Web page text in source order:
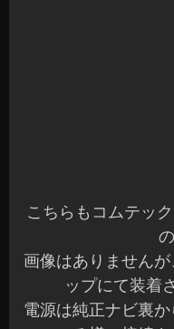
こちらもコムテッ
画像はありません
ップにて装着
電源は純正ナビ裏